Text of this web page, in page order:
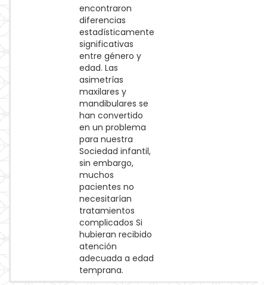
encontraron
diferencias
estadísticamente
significativas
entre género y
edad. Las
asimetrías
maxilares y
mandibulares se
han convertido
en un problema
para nuestra
Sociedad infantil,
sin embargo,
muchos
pacientes no
necesitarían
tratamientos
complicados Si
hubieran recibido
atención
adecuada a edad
temprana.